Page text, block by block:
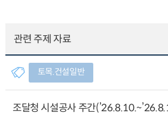
관련 주제 자료
토목.건설일반
조달청 시설공사 주간